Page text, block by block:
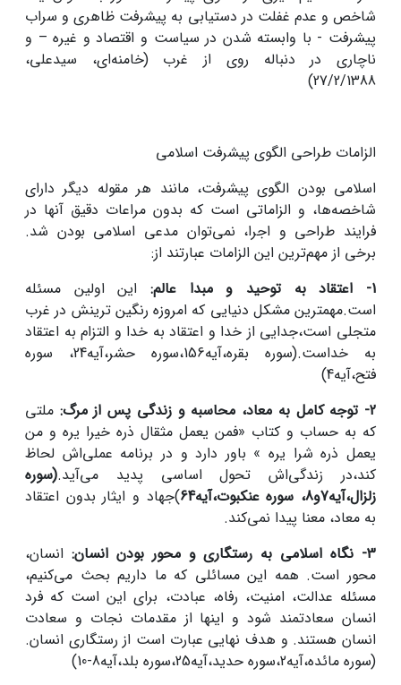
شاخص و عدم غفلت در دستیابی به پیشرفت ظاهرى و سراب
پیشرفت - با وابسته شدن در سیاست و اقتصاد و غیره – و
ناچاری در دنباله روی از غرب (خامنه‌ای، سیدعلی،
27/2/1388)
الزامات طراحی الگوی پیشرفت اسلامی
اسلامی بودن الگوی پیشرفت، مانند هر مقوله دیگر دارای
شاخصه‌ها، و الزاماتی است که بدون مراعات دقیق آنها در
فرایند طراحی و اجرا، نمی‌توان مدعی اسلامی بودن شد.
برخی از مهم‌ترین این الزامات عبارتند از:
1- اعتقاد به توحید و مبدا عالم:
این اولین مسئله
است.مهمترین مشکل دنیایی که امروزه رنگین ترینش در غرب
متجلی است،جدایی از خدا و اعتقاد به خدا و التزام به اعتقاد
به خداست.(سوره بقره،آیه156،سوره حشر،آیه24، سوره
فتح،آیه4)
2- توجه کامل به معاد، محاسبه و زندگی پس از مرگ:
ملتی
که به حساب و کتاب «فمن یعمل مثقال ذره خیرا یره و من
یعمل ذره شرا یره » باور دارد و در برنامه عملی‌اش لحاظ
کند،در زندگی‌اش تحول اساسی پدید می‌آید.(سوره
زلزال،آیه7و8، سوره عنکبوت،آیه64
)جهاد و ایثار بدون اعتقاد
به معاد، معنا پیدا نمی‌کند.
3- نگاه اسلامی به رستگاری و محور بودن انسان:
انسان‌،
محور است. همه این مسائلی که ما داریم بحث می‌کنیم،
مسئله عدالت، امنیت، رفاه، عبادت، برای این است که فرد
انسان سعادتمند شود و اینها از مقدمات نجات و سعادت
انسان هستند. و هدف نهایی عبارت است از رستگاری انسان.
(سوره مائده،آیه2،سوره حدید،آیه25،سوره بلد،آیه8-10)